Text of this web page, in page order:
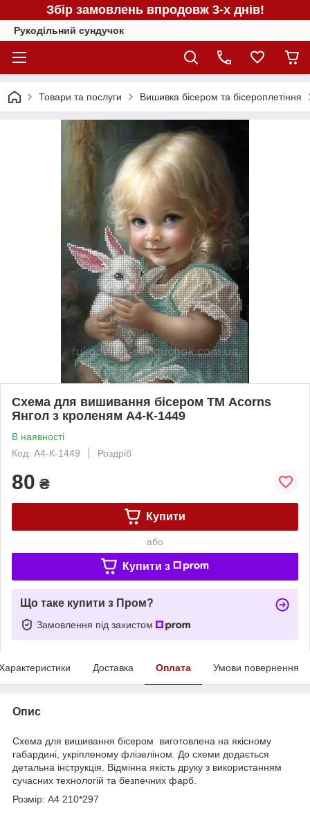
Збір замовлень впродовж 3-х днів!
Рукодільний сундучок
Товари та послуги Вишивка бісером та бісероплетіння
Схема для вишивання бісером ТМ Acorns
Янгол з кроленям А4-К-1449
В наявності
Код: А4-К-1449
Роздріб
80 ₴
Купити
або
Купити з
Що таке купити з Пром?
Замовлення під захистом
Доставка Оплата Умови повернення
Опис
Схема для вишивання бісером виготовлена на якісному
габардині, укріпленому флізеліном. До схеми додається
детальна інструкція. Відмінна якість друку з використанням
сучасних технологій та безпечних фарб.
Розмір: А4 210*297